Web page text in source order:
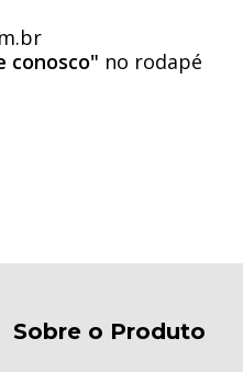
conosco" no rodapé
Sobre o Produto